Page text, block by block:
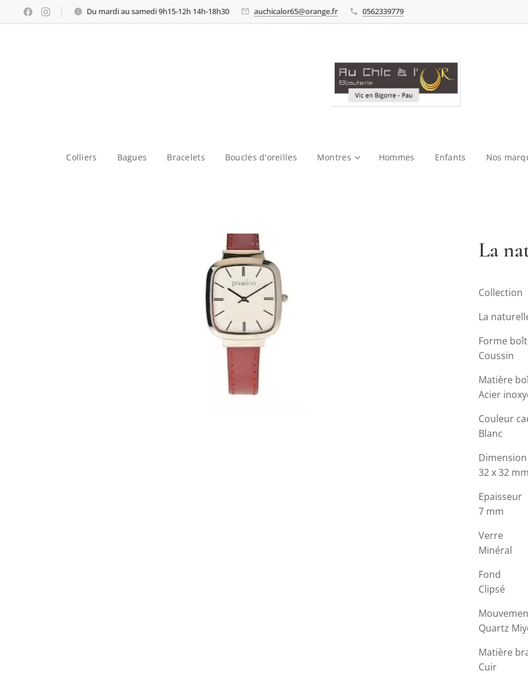
Du mardi au samedi 9h15-12h 14h-18h30 auchicalor65@orange.fr 0562339779
Colliers Bagues Bracelets Boucles d'oreilles Montres Hommes Enfants Nos
La
Collection
La
Forme
Coussin
Matière
Acier
Couleur
Blanc
Dimension
32 x 32 mm
Epaisseur
7 mm
Verre
Minéral
Fond
Clipsé
Quartz
Matière
Cuir